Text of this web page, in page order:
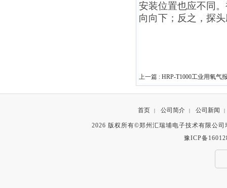
安装位置也应不同
向向下；反之，探
上一篇 : HRP-T1000工业用氧气
首页 | 公司简介 | 公司新闻 |
2026 版权所有©郑州汇瑞埔电子技术有限公
豫ICP备